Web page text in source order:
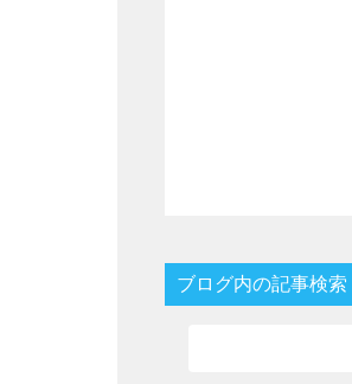
ブログ内の記事検索